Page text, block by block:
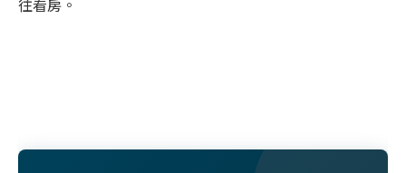
往看房。